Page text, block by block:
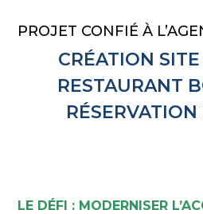
PROJET CONFIÉ À
CRÉATION
RESTAURANT
LE DÉFI : MODERNISER